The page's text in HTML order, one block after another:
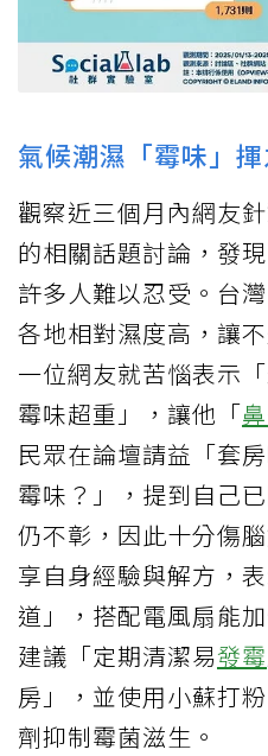
氣候潮濕「霉味」
觀察近三個月內網友
的相關話題討論，發
許多人難以忍受。台
各地相對濕度高，讓
一位網友就苦惱表示
霉味超重」，讓他「
民眾在論壇請益「套
霉味？」，提到自己
仍不彰，因此十分傷
享自身經驗與解方，
道」，搭配電風扇能
建議「定期清潔易發霉
房」，並使用小蘇打
劑抑制霉菌滋生。